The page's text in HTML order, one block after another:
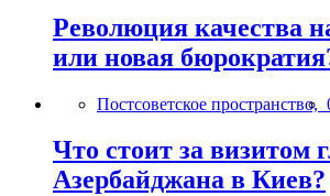
Революция качества
или новая
Постсоветское пространство,
Что стоит за
Азербайджана в Киев?